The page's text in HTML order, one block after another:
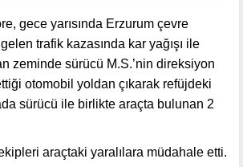
gece yarısında Erzurum çevre
trafik kazasında kar yağışı ile
zeminde sürücü M.S.’nin direksiyon
otomobil yoldan çıkarak refüjdeki
sürücü ile birlikte araçta bulunan 2
araçtaki yaralılara müdahale etti.